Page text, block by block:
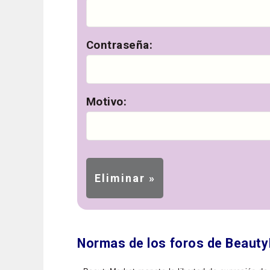
Contraseña:
Motivo:
Normas de los foros de